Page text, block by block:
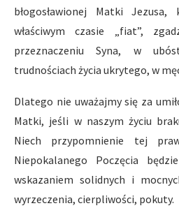
błogosławionej Matki
właściwym czasie „fiat”,
przeznaczeniu Syna, w
trudnościach życia ukrytego, w
Dlatego nie uważajmy się za
Matki, jeśli w naszym życiu
Niech przypomnienie tej
Niepokalanego Poczęcia
wskazaniem solidnych i
wyrzeczenia, cierpliwości, pokuty.